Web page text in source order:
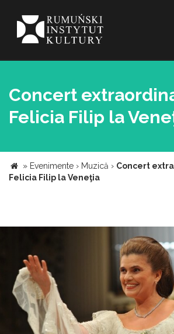
Concert
Felicia Filip la
» Evenimente › Muzică › Concert
Felicia Filip la Veneţia